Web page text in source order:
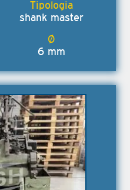
shank master
6 mm